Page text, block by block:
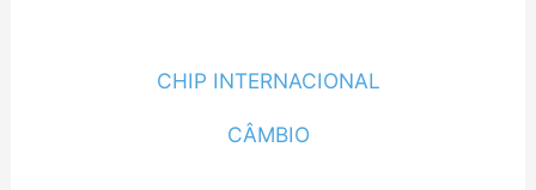
CHIP INTERNACIONAL
CÂMBIO